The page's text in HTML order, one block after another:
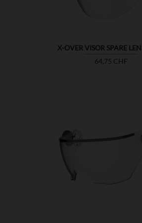
X-OVER VISOR SPARE
Prix
64,75 CHF
MONTRER